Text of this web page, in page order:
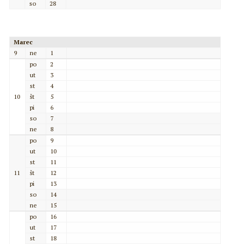
so
28
Marec
9
ne 1
10
po
2
ut
3
st
4
št
5
pi
6
so
7
ne
8
11
po
9
ut
10
st
11
št
12
pi
13
so
14
ne
15
po
16
ut
17
st
18